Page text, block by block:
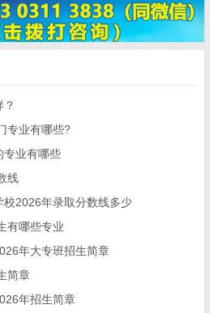
专业有哪些?
专业有哪些
线
2026年录取分数线多少
有哪些专业
年大专班招生简章
简章
年招生简章